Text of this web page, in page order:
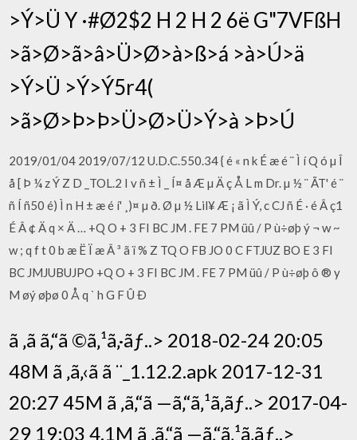
>Ý>Ü Y ·#Ø2$2 H 2 H 2 6ë G"7VFßH
>ã>Ø>ã>â>Ü>Ø>à>ß>á >à>Ú>ä
>Ý>Ü >Ý>Ý5r4(
>ã>Ø>Þ>Þ>Ü>Ø>Ü>Ý>à >Þ>Ú
2019/01/04 2019/07/12 U.D.C.550.34 { é « n k É æ é ¨ Ì í Q ó µ Î
å [ Þ ¼ z Ý Z D _TOL.2 I v ñ ± Ì _ Í¤ å Æ µ Ä ç Å L m Dr. µ ½ ¨ ÃT' é ¨
ñ Í ñ50 é) Ì n H ± æ é í' ¸)¤ µ ð. Ø µ ½ Lil¥ Æ ¡ ã Ì Ý, c CJ ñ É · é Â ç1
É Â ¢ Ä q × Ä … +Q O + 3 FI BC JM . FE 7 PM üû / P ù÷øþ ý ¬ w ~
w ; q f t 0 b æ Ë Ï æ Â ³ ã ï % Z TQ O FB JO 0 C FTJUZ BO E 3 FI
BC JMJUBUJPO +Q O + 3 FI BC JM . FE 7 PM üû / P ù÷øþ ô ® y
M øý øþø 0 Å q ` h G F Û Ð
ã ‚ã ã‚“ã ©ã‚¹ã‚·ãƒ..> 2018-02-24 20:05
48M ã ‚ã‚‹ã ã ¨_1.12.2.apk 2017-12-31
20:27 45M ã ‚ã‚“ã —ã‚“ã‚¹ã‚­ãƒ..> 2017-04-
29 19:03 4.1M ã ‚ã‚“ã —ã‚“ã‚¹ã‚­ãƒ..>